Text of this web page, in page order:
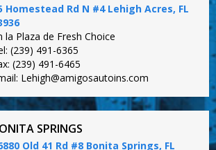
Homestead Rd N #4 Lehigh Acres, FL
la Plaza de Fresh Choice
(239) 491-6365
(239) 491-6465
Lehigh@amigosautoins.com
SPRINGS
Old 41 Rd #8 Bonita Springs, FL